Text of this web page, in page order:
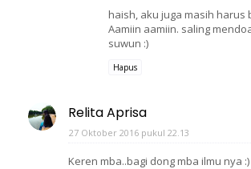
haish, aku juga masih harus
Aamiin aamiin. saling
suwun :)
Hapus
Relita Aprisa
27 Oktober 2016 pukul 22.13
Keren mba..bagi dong mba ilmu nya :)